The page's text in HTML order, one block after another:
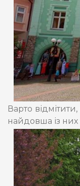
Варто
найдовша із